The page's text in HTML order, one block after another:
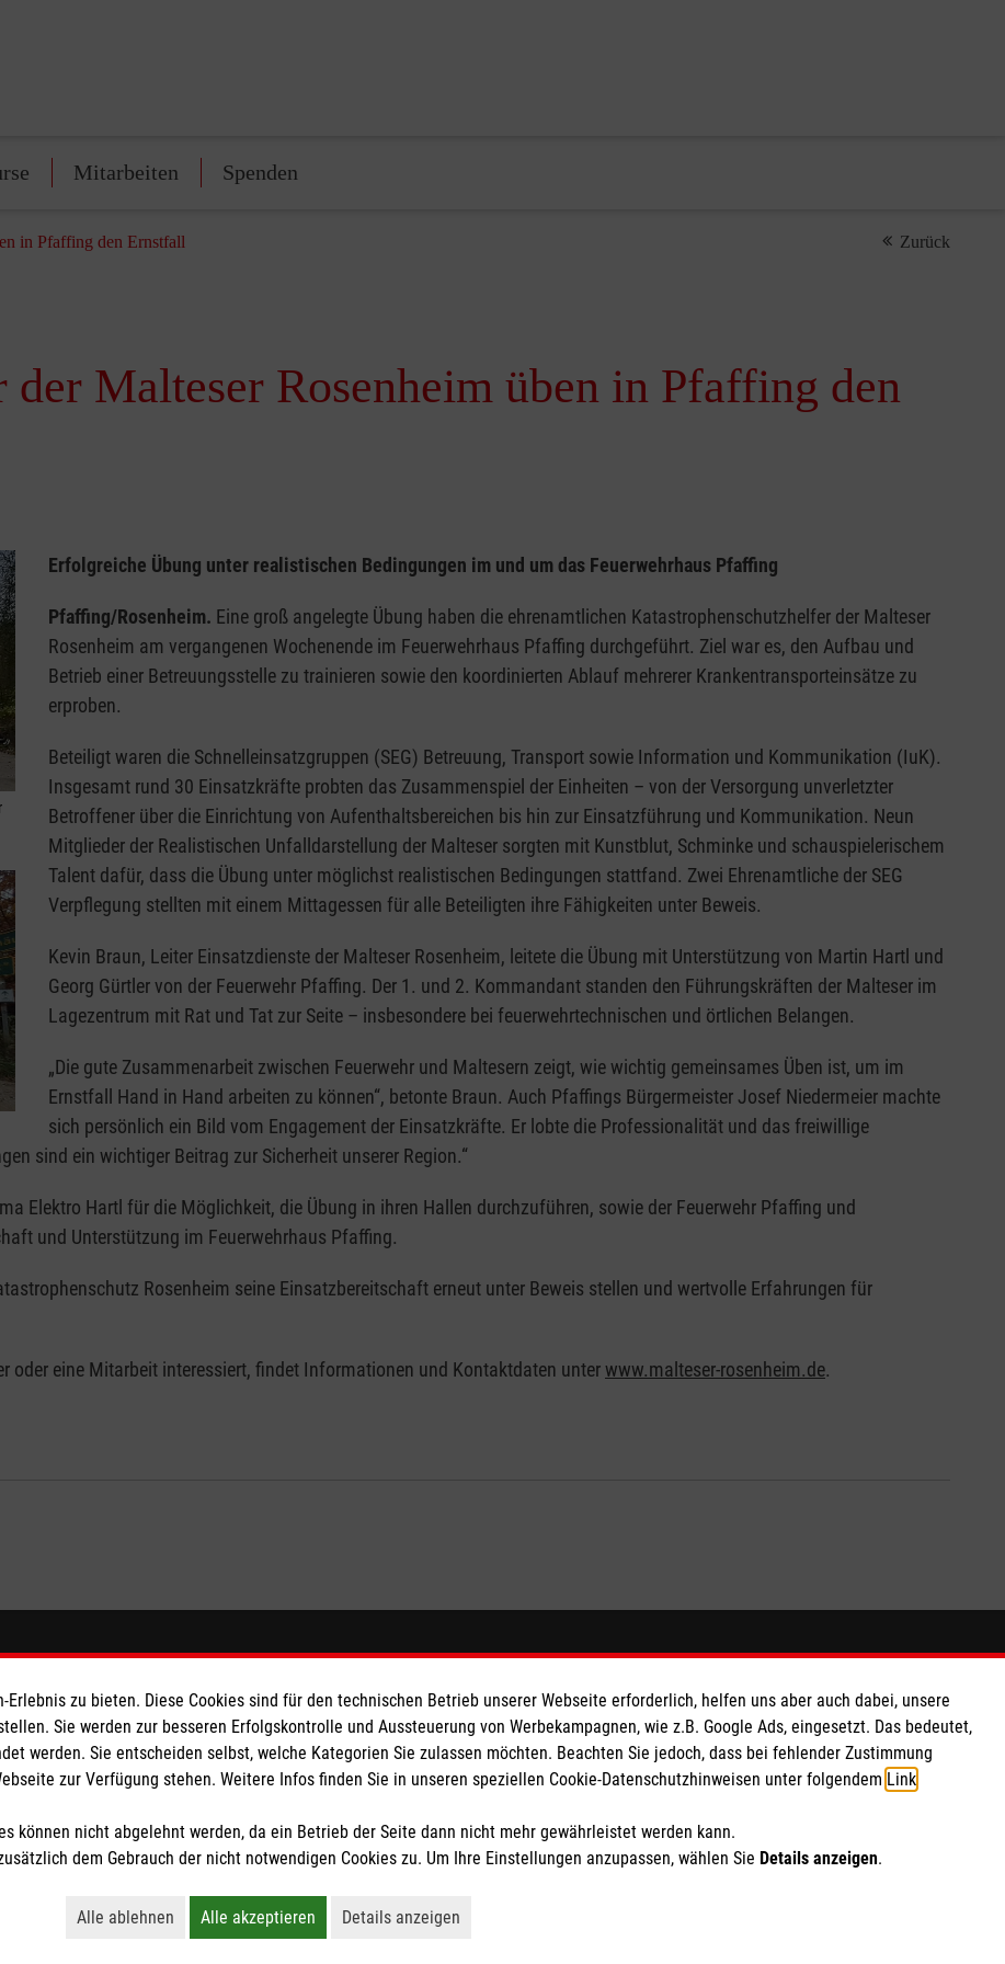
Mitarbeiten Spenden
in Pfaffing den Ernstfall Zurück
der Malteser Rosenheim üben in Pfaffing den
Erfolgreiche Übung unter realistischen Bedingungen im und um das Feuerwehrhaus Pfaffing
Pfaffing/Rosenheim. Eine groß angelegte Übung haben die ehrenamtlichen Katastrophenschutzhelfer der Malteser
Rosenheim am vergangenen Wochenende im Feuerwehrhaus Pfaffing durchgeführt. Ziel war es, den Aufbau und
Betrieb einer Betreuungsstelle zu trainieren sowie den koordinierten Ablauf mehrerer Krankentransporteinsätze zu
erproben.
Beteiligt waren die Schnelleinsatzgruppen (SEG) Betreuung, Transport sowie Information und Kommunikation (IuK).
Insgesamt rund 30 Einsatzkräfte probten das Zusammenspiel der Einheiten – von der Versorgung unverletzter
Betroffener über die Einrichtung von Aufenthaltsbereichen bis hin zur Einsatzführung und Kommunikation. Neun
Mitglieder der Realistischen Unfalldarstellung der Malteser sorgten mit Kunstblut, Schminke und schauspielerischem
Talent dafür, dass die Übung unter möglichst realistischen Bedingungen stattfand. Zwei Ehrenamtliche der SEG
Verpflegung stellten mit einem Mittagessen für alle Beteiligten ihre Fähigkeiten unter Beweis.
Kevin Braun, Leiter Einsatzdienste der Malteser Rosenheim, leitete die Übung mit Unterstützung von Martin Hartl und
Georg Gürtler von der Feuerwehr Pfaffing. Der 1. und 2. Kommandant standen den Führungskräften der Malteser im
Lagezentrum mit Rat und Tat zur Seite – insbesondere bei feuerwehrtechnischen und örtlichen Belangen.
„Die gute Zusammenarbeit zwischen Feuerwehr und Maltesern zeigt, wie wichtig gemeinsames Üben ist, um im
Ernstfall Hand in Hand arbeiten zu können“, betonte Braun. Auch Pfaffings Bürgermeister Josef Niedermeier machte
sich persönlich ein Bild vom Engagement der Einsatzkräfte. Er lobte die Professionalität und das freiwillige
sind ein wichtiger Beitrag zur Sicherheit unserer Region.“
Elektro Hartl für die Möglichkeit, die Übung in ihren Hallen durchzuführen, sowie der Feuerwehr Pfaffing und
und Unterstützung im Feuerwehrhaus Pfaffing.
Rosenheim seine Einsatzbereitschaft erneut unter Beweis stellen und wertvolle Erfahrungen für
oder eine Mitarbeit interessiert, findet Informationen und Kontaktdaten unterwww.malteser-rosenheim.de.
in Deutschland
Spendenkonto
Empfänger: Malteser Hilfsdienst e.V.
Bank: PAX Bank für Kirche und Caritas eG
IBAN: DE31 3706 0120 1201 2136 02
So finden Sie uns
Rathausstr. 25
83022 Rosenheim
Telefon: 08031 809570
malteser.miesbach@malteser.org
zu bieten. Diese Cookies sind für den technischen Betrieb unserer Webseite erforderlich, helfen uns aber auch dabei, unsere
Sie werden zur besseren Erfolgskontrolle und Aussteuerung von Werbekampagnen, wie z.B. Google Ads, eingesetzt. Das bedeutet,
werden. Sie entscheiden selbst, welche Kategorien Sie zulassen möchten. Beachten Sie jedoch, dass bei fehlender Zustimmung
zur Verfügung stehen. Weitere Infos finden Sie in unseren speziellen Cookie-Datenschutzhinweisen unter folgendem Link
können nicht abgelehnt werden, da ein Betrieb der Seite dann nicht mehr gewährleistet werden kann.
dem Gebrauch der nicht notwendigen Cookies zu. Um Ihre Einstellungen anzupassen, wählen Sie Details anzeigen.
Alle ablehnen
Lehnt alle nicht-essentiellen Cookies ab
Alle akzeptieren
Akzeptiert alle Cookies einschließlich Marketing und Analyse
Details anzeigen